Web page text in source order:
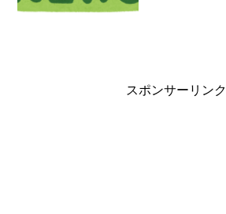
スポンサーリンク